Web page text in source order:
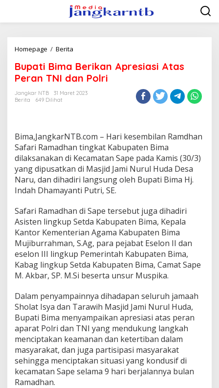
konten
Homepage / Berita
Berikan
Apresiasi
Atas
Peran
Bupati Bima Berikan Apresiasi Atas
Peran TNI dan Polri
Jangkar NTB
31 Maret 2023
Berita
649 Dilihat
Bima,JangkarNTB.com – Hari kesembilan Ramdhan
Safari Ramadhan tingkat Kabupaten Bima
dilaksanakan di Kecamatan Sape pada Kamis (30/3)
yang dipusatkan di Masjid Jami Nurul Huda Desa
Naru, dan dihadiri langsung oleh Bupati Bima Hj.
Indah Dhamayanti Putri, SE.
Safari Ramadhan di Sape tersebut juga dihadiri
Asisten lingkup Setda Kabupaten Bima, Kepala
Kantor Kementerian Agama Kabupaten Bima
Mujiburrahman, S.Ag, para pejabat Eselon II dan
eselon III lingkup Pemerintah Kabupaten Bima,
Kabag lingkup Setda Kabupaten Bima, Camat Sape
M. Akbar, SP. M.Si beserta unsur Muspika.
Dalam penyampainnya dihadapan seluruh jamaah
Sholat Isya dan Tarawih Masjid Jami Nurul Huda,
Bupati Bima menyampaikan apresiasi atas peran
aparat Polri dan TNI yang mendukung langkah
menciptakan keamanan dan ketertiban dalam
masyarakat, dan juga partisipasi masyarakat
sehingga menciptakan situasi yang kondusif di
kecamatan Sape selama 9 hari berjalannya bulan
Ramadhan.